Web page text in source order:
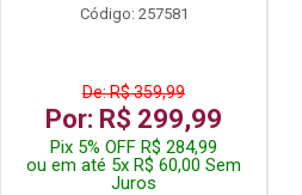
Código: 257581
De: R$ 359,99
Por: R$ 299,99
Pix 5% OFF R$ 284,99
ou em até 5x R$ 60,00 Sem
Juros